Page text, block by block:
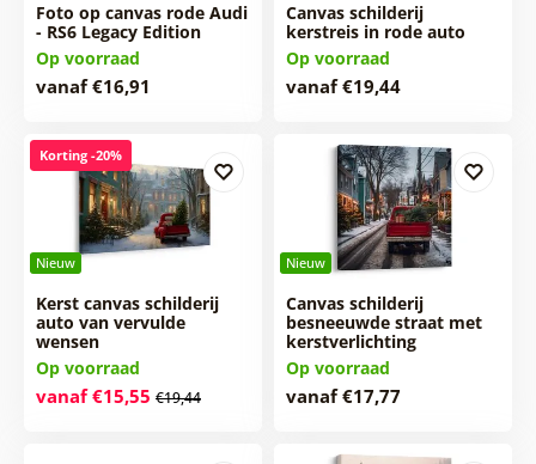
Foto op canvas rode Audi
- RS6 Legacy Edition
Op voorraad
vanaf €16,91
Canvas schilderij
kerstreis in rode auto
Op voorraad
vanaf €19,44
Nieuw
Korting -20%
Kerst canvas schilderij
auto van vervulde
wensen
Op voorraad
vanaf €15,55 €19,44
Nieuw
Canvas schilderij
besneeuwde straat met
kerstverlichting
Op voorraad
vanaf €17,77